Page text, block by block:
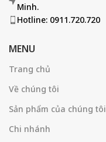
Minh.
Hotline: 0911.720.720
MENU
Trang chủ
Về chúng tôi
Sản phẩm của chúng tôi
Chi nhánh